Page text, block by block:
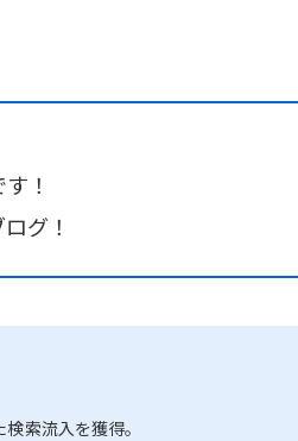
！
グ！
索流入を獲得。